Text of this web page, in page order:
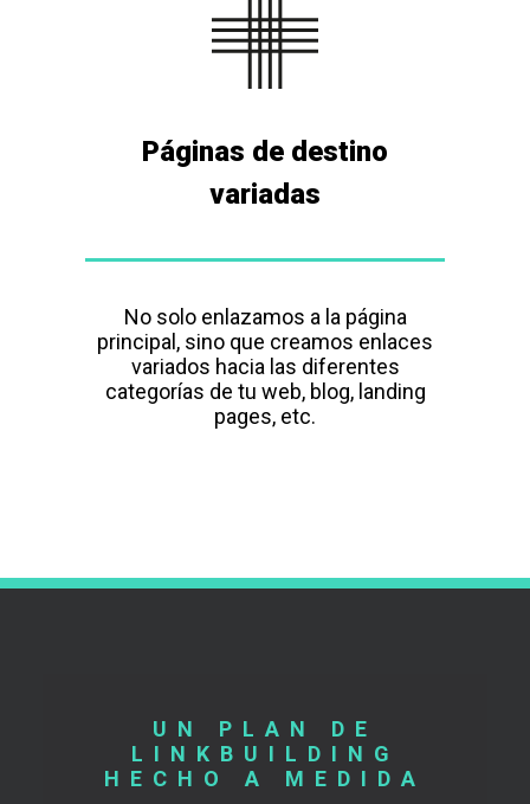
Páginas de destino
variadas
No solo enlazamos a la página
principal, sino que creamos enlaces
variados hacia las diferentes
categorías de tu web, blog, landing
pages, etc.
UN PLAN DE
LINKBUILDING
HECHO A MEDIDA